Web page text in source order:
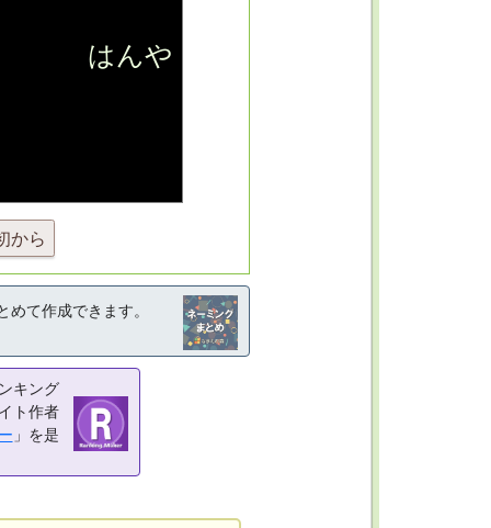
から
て作成できます。
キング
ト作者
」を是